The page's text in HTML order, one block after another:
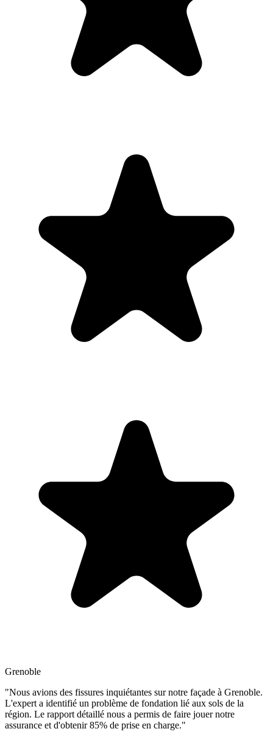
Grenoble
"Nous avions des fissures inquiétantes sur notre façade à Grenoble.
L'expert a identifié un problème de fondation lié aux sols de la
région. Le rapport détaillé nous a permis de faire jouer notre
assurance et d'obtenir 85% de prise en charge."